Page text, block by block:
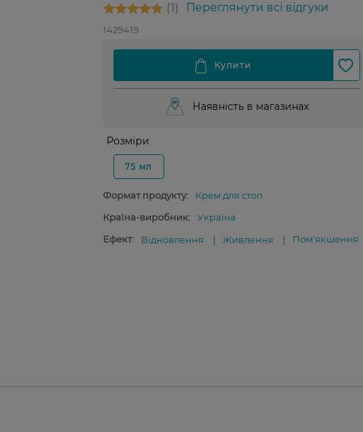
1 Переглянути всі відгуки
1429419
Наявність в магазинах
Розміри
75 мл
Формат продукту:
Крем для стоп
Країна-виробник:
Україна
Ефект:
Відновлення Живлення Пом'якшення